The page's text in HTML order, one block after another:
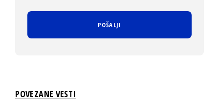
POVEZANE VESTI